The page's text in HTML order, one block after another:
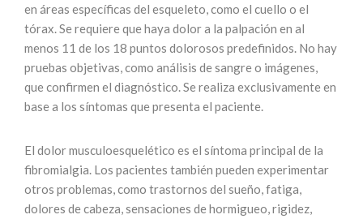
en áreas específicas del esqueleto, como el cuello o el
tórax. Se requiere que haya dolor a la palpación en al
menos 11 de los 18 puntos dolorosos predefinidos. No hay
pruebas objetivas, como análisis de sangre o imágenes,
que confirmen el diagnóstico. Se realiza exclusivamente en
base a los síntomas que presenta el paciente.
El dolor musculoesquelético es el síntoma principal de la
fibromialgia. Los pacientes también pueden experimentar
otros problemas, como trastornos del sueño, fatiga,
dolores de cabeza, sensaciones de hormigueo, rigidez,